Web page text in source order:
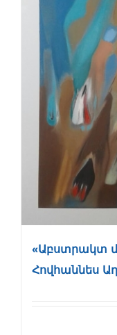
«Աբստրակտ
Հովհաննես